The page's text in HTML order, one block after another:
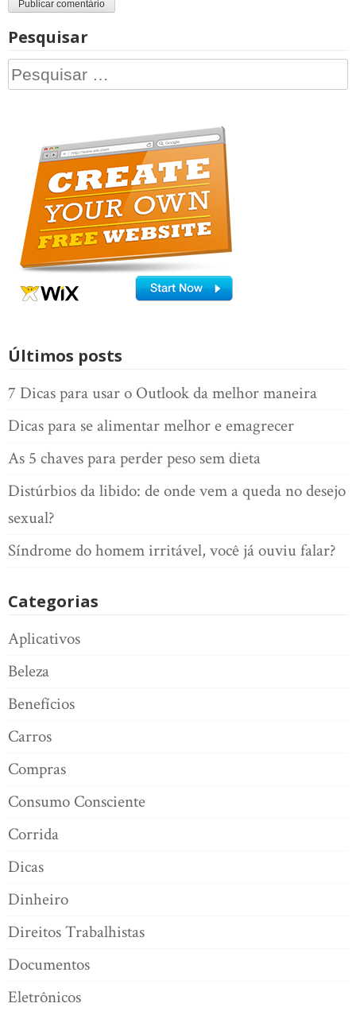
Pesquisar
Pesquisar
Últimos posts
7 Dicas para usar o Outlook da melhor maneira
Dicas para se alimentar melhor e emagrecer
As 5 chaves para perder peso sem dieta
Distúrbios da libido: de onde vem a queda no desejo
sexual?
Síndrome do homem irritável, você já ouviu falar?
Categorias
Aplicativos
Beleza
Benefícios
Carros
Compras
Consumo Consciente
Corrida
Dicas
Dinheiro
Direitos Trabalhistas
Documentos
Eletrônicos